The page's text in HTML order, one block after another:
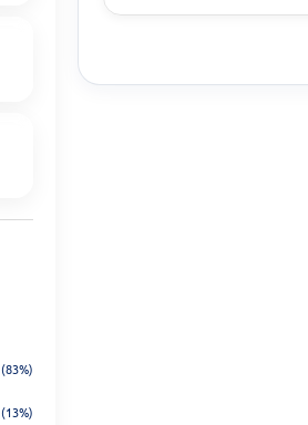
(83%)
(13%)